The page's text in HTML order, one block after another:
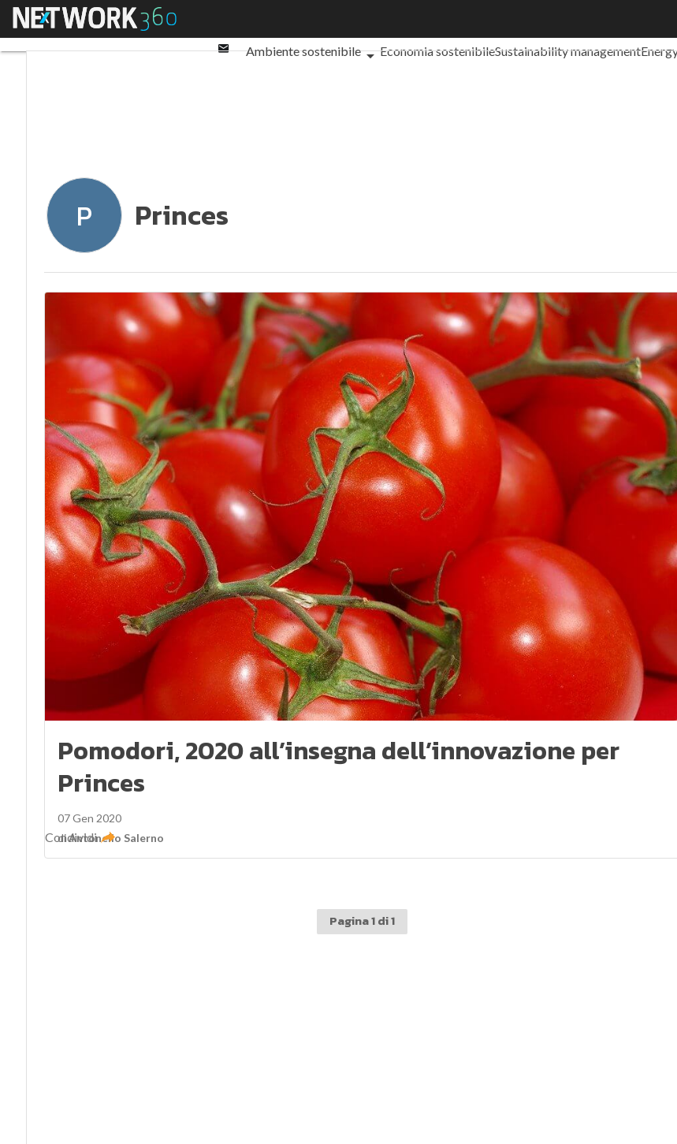
Menu
EmailAmbiente sostenibile
Economia sostenibileSustainability management
P Princes
Pomodori, 2020 all’insegna dell’innovazione per
Princes
07 Gen 2020
diAntonello Salerno
Condividi
Pagina 1 di 1